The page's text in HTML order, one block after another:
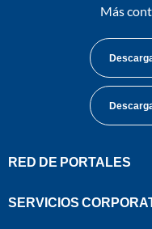
Más
RED DE PORTALES
SERVICIOS